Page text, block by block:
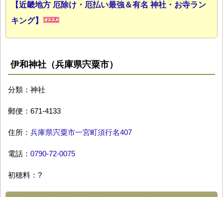
【近畿地方 厄除け・厄払い最強＆有名 神社・お寺ラン
キング】
伊和神社（兵庫県宍粟市）
分類：神社
郵便：671-4133
住所： 兵庫県宍粟市一宮町須行名407
電話： 0790-72-0075
初穂料：?